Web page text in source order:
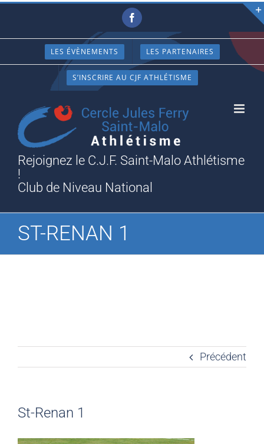
Passer
contenu
Facebook
LES ÉVÈNEMENTS LES PARTENAIRES
S’INSCRIRE AU CJF ATHLÉTISME
Rejoignez le C.J.F. Saint-Malo Athlétisme
!
Club de Niveau National
ST-RENAN 1
Précédent
St-Renan 1